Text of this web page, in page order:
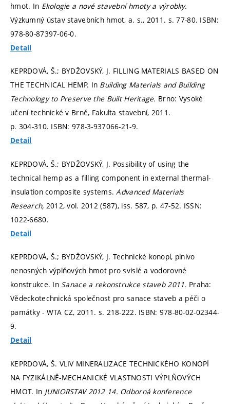
hmot. In Ekologie a nové stavební hmoty a výrobky.
Výzkumný ústav stavebních hmot, a. s., 2011. s. 77-80. ISBN:
978-80-87397-06-0.
Detail
KEPRDOVÁ, Š.; BYDŽOVSKÝ, J. FILLING MATERIALS BASED ON
THE TECHNICAL HEMP. In Building Materials and Building
Technology to Preserve the Built Heritage. Brno: Vysoké
učení technické v Brně, Fakulta stavební, 2011.
p. 304-310. ISBN: 978-3-937066-21-9.
Detail
KEPRDOVÁ, Š.; BYDŽOVSKÝ, J. Possibility of using the
technical hemp as a filling component in external thermal-
insulation composite systems.Advanced Materials
Research, 2012, vol. 2012 (587), iss. 587, p. 47-52. ISSN:
1022-6680.
Detail
KEPRDOVÁ, Š.; BYDŽOVSKÝ, J. Technické konopí, plnivo
nenosných výplňových hmot pro svislé a vodorovné
konstrukce. In Sanace a rekonstrukce staveb 2011. Praha:
Vědeckotechnická společnost pro sanace staveb a péči o
památky - WTA CZ, 2011. s. 218-222. ISBN: 978-80-02-02344-
9.
Detail
KEPRDOVÁ, Š. VLIV MINERALIZACE TECHNICKÉHO KONOPÍ
NA FYZIKÁLNĚ-MECHANICKÉ VLASTNOSTI VÝPLŇOVÝCH
HMOT. In JUNIORSTAV 2012 14. Odborná konference